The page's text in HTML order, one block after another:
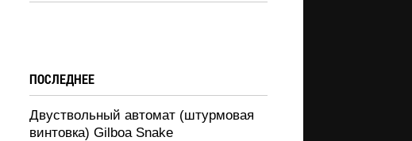
ПОСЛЕДНЕЕ
Двуствольный автомат (штурмовая
винтовка) Gilboa Snake